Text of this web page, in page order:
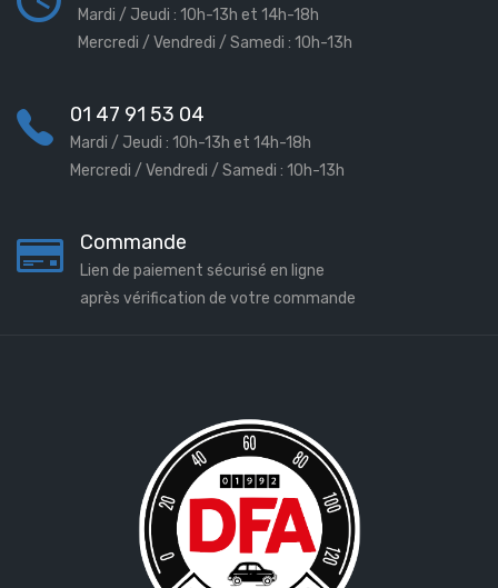
Mardi / Jeudi : 10h-13h et 14h-18h
Mercredi / Vendredi / Samedi : 10h-13h
01 47 91 53 04
Mardi / Jeudi : 10h-13h et 14h-18h
Mercredi / Vendredi / Samedi : 10h-13h
Commande
Lien de paiement sécurisé en ligne
après vérification de votre commande